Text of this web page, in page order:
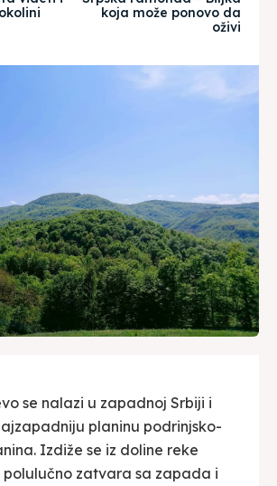
koja može ponovo da
oživi
se nalazi u zapadnoj Srbiji i
planinu podrinjsko-
Izdiže se iz doline reke
polulučno zatvara sa zapada i